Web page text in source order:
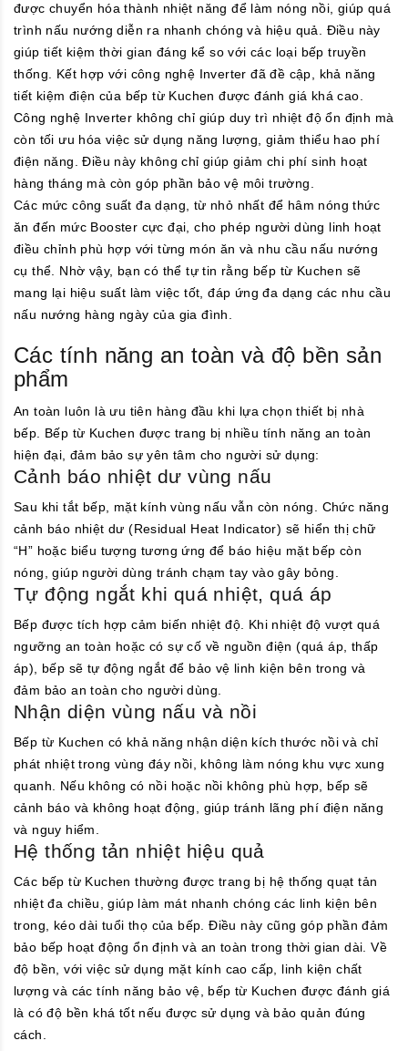
được chuyển hóa thành nhiệt năng để làm nóng nồi, giúp quá
trình nấu nướng diễn ra nhanh chóng và hiệu quả. Điều này
giúp tiết kiệm thời gian đáng kể so với các loại bếp truyền
thống. Kết hợp với công nghệ Inverter đã đề cập, khả năng
tiết kiệm điện của bếp từ Kuchen được đánh giá khá cao.
Công nghệ Inverter không chỉ giúp duy trì nhiệt độ ổn định mà
còn tối ưu hóa việc sử dụng năng lượng, giảm thiểu hao phí
điện năng. Điều này không chỉ giúp giảm chi phí sinh hoạt
hàng tháng mà còn góp phần bảo vệ môi trường.
Các mức công suất đa dạng, từ nhỏ nhất để hâm nóng thức
ăn đến mức Booster cực đại, cho phép người dùng linh hoạt
điều chỉnh phù hợp với từng món ăn và nhu cầu nấu nướng
cụ thể. Nhờ vậy, bạn có thể tự tin rằng bếp từ Kuchen sẽ
mang lại hiệu suất làm việc tốt, đáp ứng đa dạng các nhu cầu
nấu nướng hàng ngày của gia đình.
Các tính năng an toàn và độ bền sản
phẩm
An toàn luôn là ưu tiên hàng đầu khi lựa chọn thiết bị nhà
bếp. Bếp từ Kuchen được trang bị nhiều tính năng an toàn
hiện đại, đảm bảo sự yên tâm cho người sử dụng:
Cảnh báo nhiệt dư vùng nấu
Sau khi tắt bếp, mặt kính vùng nấu vẫn còn nóng. Chức năng
cảnh báo nhiệt dư (Residual Heat Indicator) sẽ hiển thị chữ
“H” hoặc biểu tượng tương ứng để báo hiệu mặt bếp còn
nóng, giúp người dùng tránh chạm tay vào gây bỏng.
Tự động ngắt khi quá nhiệt, quá áp
Bếp được tích hợp cảm biến nhiệt độ. Khi nhiệt độ vượt quá
ngưỡng an toàn hoặc có sự cố về nguồn điện (quá áp, thấp
áp), bếp sẽ tự động ngắt để bảo vệ linh kiện bên trong và
đảm bảo an toàn cho người dùng.
Nhận diện vùng nấu và nồi
Bếp từ Kuchen có khả năng nhận diện kích thước nồi và chỉ
phát nhiệt trong vùng đáy nồi, không làm nóng khu vực xung
quanh. Nếu không có nồi hoặc nồi không phù hợp, bếp sẽ
cảnh báo và không hoạt động, giúp tránh lãng phí điện năng
và nguy hiểm.
Hệ thống tản nhiệt hiệu quả
Các bếp từ Kuchen thường được trang bị hệ thống quạt tản
nhiệt đa chiều, giúp làm mát nhanh chóng các linh kiện bên
trong, kéo dài tuổi thọ của bếp. Điều này cũng góp phần đảm
bảo bếp hoạt động ổn định và an toàn trong thời gian dài. Về
độ bền, với việc sử dụng mặt kính cao cấp, linh kiện chất
lượng và các tính năng bảo vệ, bếp từ Kuchen được đánh giá
là có độ bền khá tốt nếu được sử dụng và bảo quản đúng
cách.